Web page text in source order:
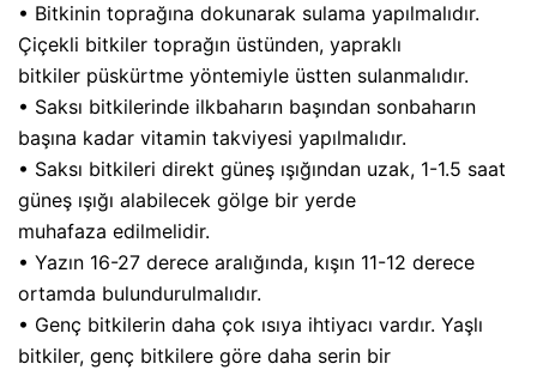
• Bitkinin toprağına dokunarak sulama yapılmalıdır.
Çiçekli bitkiler toprağın üstünden, yapraklı
bitkiler püskürtme yöntemiyle üstten sulanmalıdır.
• Saksı bitkilerinde ilkbaharın başından sonbaharın
başına kadar vitamin takviyesi yapılmalıdır.
• Saksı bitkileri direkt güneş ışığından uzak, 1-1.5 saat
güneş ışığı alabilecek gölge bir yerde
muhafaza edilmelidir.
• Yazın 16-27 derece aralığında, kışın 11-12 derece
ortamda bulundurulmalıdır.
• Genç bitkilerin daha çok ısıya ihtiyacı vardır. Yaşlı
bitkiler, genç bitkilere göre daha serin bir